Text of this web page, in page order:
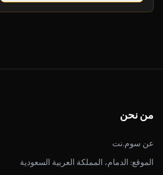
من نحن
عن سوم.نت
الموقع: الدمام، المملكة العربية السعودية